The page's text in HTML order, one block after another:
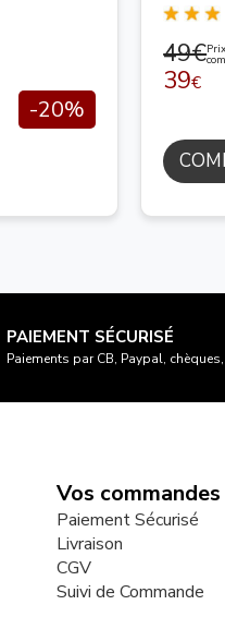
-20%
49€
39€
PAIEMENT SÉCURISÉ
Paiements par CB, Paypal,
Vos commandes
Paiement Sécurisé
Livraison
CGV
Suivi de Commande